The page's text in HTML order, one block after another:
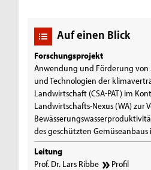
Auf einen Blick
Forschungsprojekt
Anwendung und Förderung von
und Technologien der
Landwirtschaft (CSA-PAT) im
Landwirtschafts-Nexus (WA) zur
des geschützten Gemüseanbaus
Leitung
Prof. Dr. Lars Ribbe
Profil